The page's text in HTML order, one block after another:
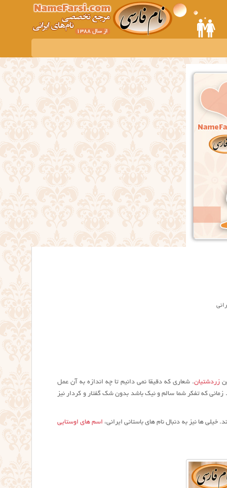
زردشتیان. شعاری که دقیقا نمی دانیم تا چه اندازه به آن عمل
که تفکر شما سالم و نیک باشد بدون شک گفتار و کردار نیز
ها نیز به دنبال نام های باستانی ایرانی، اسم های اوستایی